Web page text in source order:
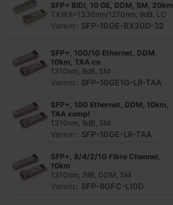
SFP+ BiDi, 10 GE, DDM, SM, 20km
TX/RX=1330nm/1270nm, 9dB, LC
Varenr: SFP-10GE-BX20D-32
SFP+, 10G/1G Ethernet, DDM,
10km, TAA co
1310nm, 9dB, SM
Varenr: SFP-10GE1G-LR-TAA
SFP+, 10G Ethernet, DDM, 10km,
TAA compl
1310nm, 9dB, SM
Varenr: SFP-10GE-LR-TAA
SFP+, 8/4/2/1G Fibre Channel,
10km
1310nm, 7dB, DDM, SM
Varenr: SFP-8GFC-L10D